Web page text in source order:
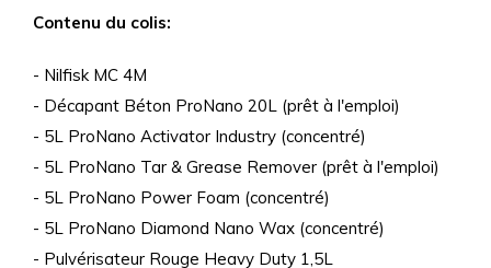
Contenu du colis:
- Nilfisk MC 4M
- Décapant Béton ProNano 20L (prêt à l'emploi)
- 5L ProNano Activator Industry (concentré)
- 5L ProNano Tar & Grease Remover (prêt à l'emploi)
- 5L ProNano Power Foam (concentré)
- 5L ProNano Diamond Nano Wax (concentré)
- Pulvérisateur Rouge Heavy Duty 1,5L